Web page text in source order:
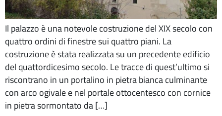
Il palazzo è una notevole costruzione del XIX secolo con
quattro ordini di finestre sui quattro piani. La
costruzione è stata realizzata su un precedente edificio
del quattordicesimo secolo. Le tracce di quest’ultimo si
riscontrano in un portalino in pietra bianca culminante
con arco ogivale e nel portale ottocentesco con cornice
in pietra sormontato da […]